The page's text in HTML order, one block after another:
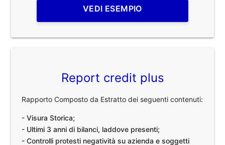
VEDI ESEMPIO
Report credit plus
Rapporto Composto da Estratto dei seguenti contenuti:
- Visura Storica;
- Ultimi 3 anni di bilanci, laddove presenti;
- Controlli protesti negatività su azienda e soggetti